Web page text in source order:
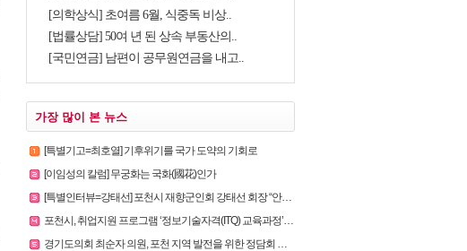
[의학상식] 초여름 6월, 식중독 비상..
[법률상담] 50여 년 된 상속 부동산의..
[국민연금] 남편이 공무원연금을 내고..
가장 많이 본 뉴스
[특별기고=최호열] 기후위기를 국가 도약의 기회로
[이임성의 칼럼] 무궁화는 국화(國花)인가
[특별인터뷰=강태선] 포천시 재향군인회 강태선 회장 “안보의식 확립과 지역사회 봉사로 신뢰받는 향군 만..
포천시, 취업지원 프로그램 ‘정보기술자격(ITQ) 교육과정’ 운영
경기도의회 최순자 의원, 포천 지역 발전을 위한 정담회 개최